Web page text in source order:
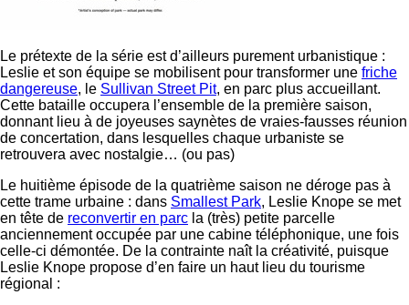
Le prétexte de la série est d’ailleurs purement urbanistique :
Leslie et son équipe se mobilisent pour transformer une friche
dangereuse, le Sullivan Street Pit, en parc plus accueillant.
Cette bataille occupera l’ensemble de la première saison,
donnant lieu à de joyeuses saynètes de vraies-fausses réunion
de concertation, dans lesquelles chaque urbaniste se
retrouvera avec nostalgie… (ou pas)
Le huitième épisode de la quatrième saison ne déroge pas à
cette trame urbaine : dans Smallest Park, Leslie Knope se met
en tête de reconvertir en parc la (très) petite parcelle
anciennement occupée par une cabine téléphonique, une fois
celle-ci démontée. De la contrainte naît la créativité, puisque
Leslie Knope propose d’en faire un haut lieu du tourisme
régional :